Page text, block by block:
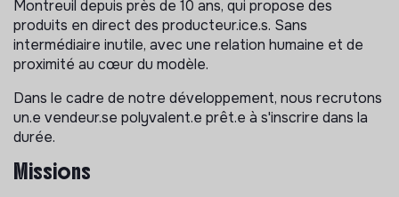
Montreuil depuis près de 10 ans, qui propose des
produits en direct des producteur.ice.s. Sans
intermédiaire inutile, avec une relation humaine et de
proximité au cœur du modèle.
Dans le cadre de notre développement, nous recrutons
un.e vendeur.se polyvalent.e prêt.e à s'inscrire dans la
durée.
Missions